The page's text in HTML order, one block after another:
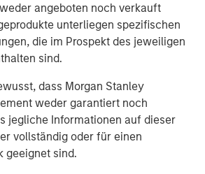
angeboten noch verkauft
unterliegen spezifischen
die im Prospekt des jeweiligen
sind.
dass Morgan Stanley
weder garantiert noch
jegliche Informationen auf dieser
vollständig oder für einen
geeignet sind.
in Markets: Crowd
Betting, and Stock
Expectations: The Present
Opportunities in Valuation